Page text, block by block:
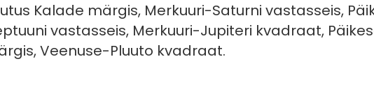
Kalade märgis, Merkuuri-Saturni vastasseis,
vastasseis, Merkuuri-Jupiteri kvadraat,
Veenuse-Pluuto kvadraat.